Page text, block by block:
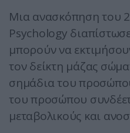
Μια ανασκόπηση του
Psychology
μπορούν να
τον δείκτη μάζας
σημάδια του
του προσώπου
μεταβολικούς και